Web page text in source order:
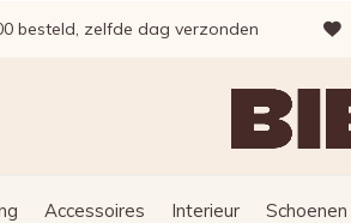
Accessoires Interieur Schoenen
besteld, zelfde dag verzonden